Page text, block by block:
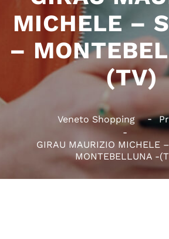
MICHELE –
–
(TV)
Veneto Shopping
GIRAU MAURIZIO MICHELE
MONTEBELLUNA -